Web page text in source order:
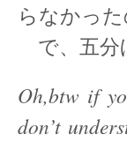
らなかっ
で、五分
Oh,btw if
don’t